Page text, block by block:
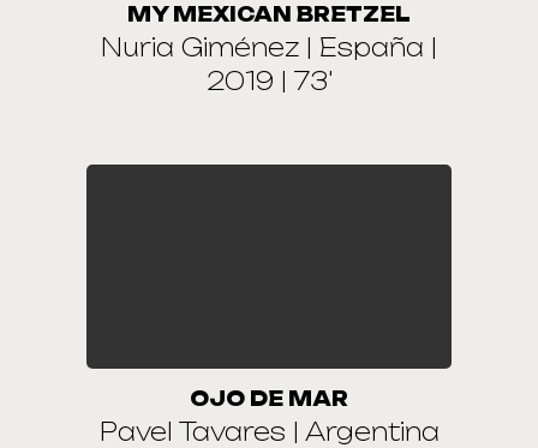
MY MEXICAN BRETZEL
Nuria Giménez | España |
2019 | 73'
OJO DE MAR
Pavel Tavares | Argentina